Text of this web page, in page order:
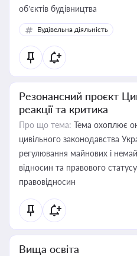
об’єктів будівництва
Будівельна діяльність
Резонансний проєкт
реакції та критика
Про що тема: Тема охоплює
цивільного законодавства
регулювання майнових і
відносин та правового
правовідносин
Вища освіта